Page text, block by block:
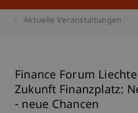
Aktuelle Veranstaltungen
Finance Forum
Zukunft Finanzplatz:
- neue Chancen